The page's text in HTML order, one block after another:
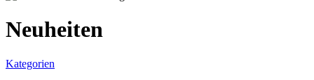
Neuheiten
Kategorien